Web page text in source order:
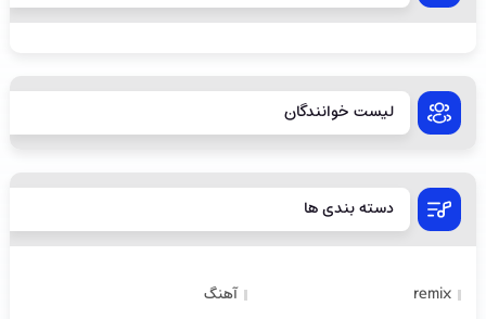
لیست خوانندگان
دسته بندی ها
remix آهنگ